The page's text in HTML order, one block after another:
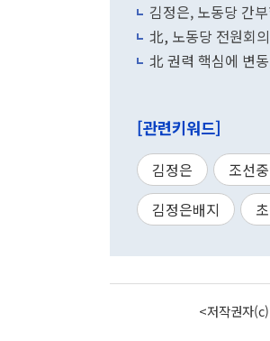
김정은, 노동당 간
北, 노동당 전원회
北 권력 핵심에 변
[관련키워드]
김정은 조선
김정은배지
<저작권자